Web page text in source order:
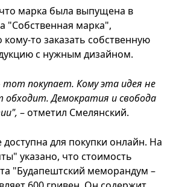
марка была выпущена в
"Собственная марка",
то заказать собственную
с нужным дизайном.
покупает. Кому эта идея не
Демократия и свобода
– отметил Смелянский.
для покупки онлайн. На
указано, что стоимость
"Будапештский меморандум –